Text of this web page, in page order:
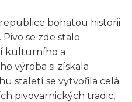
bohatou historii
se zde stalo
kulturního a
výroba si získala
staletí se vytvořila celá
pivovarnických tradic,